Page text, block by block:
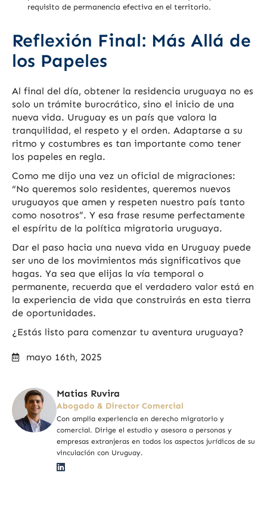
requisito de permanencia efectiva en el territorio.
Reflexión Final: Más Allá de
los Papeles
Al final del día, obtener la residencia uruguaya no es
solo un trámite burocrático, sino el inicio de una
nueva vida. Uruguay es un país que valora la
tranquilidad, el respeto y el orden. Adaptarse a su
ritmo y costumbres es tan importante como tener
los papeles en regla.
Como me dijo una vez un oficial de migraciones:
“No queremos solo residentes, queremos nuevos
uruguayos que amen y respeten nuestro país tanto
como nosotros”. Y esa frase resume perfectamente
el espíritu de la política migratoria uruguaya.
Dar el paso hacia una nueva vida en Uruguay puede
ser uno de los movimientos más significativos que
hagas. Ya sea que elijas la vía temporal o
permanente, recuerda que el verdadero valor está en
la experiencia de vida que construirás en esta tierra
de oportunidades.
¿Estás listo para comenzar tu aventura uruguaya?
mayo 16th, 2025
Matias Ruvira
Abogado & Director Comercial
Con amplia experiencia en derecho migratorio y
comercial. Dirige el estudio y asesora a personas y
empresas extranjeras en todos los aspectos jurídicos de su
vinculación con Uruguay.